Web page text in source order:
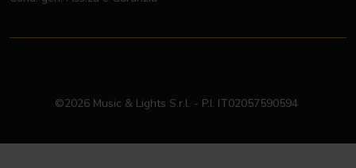
©2026 Music & Lights S.r.l. - P.I. IT02057590594